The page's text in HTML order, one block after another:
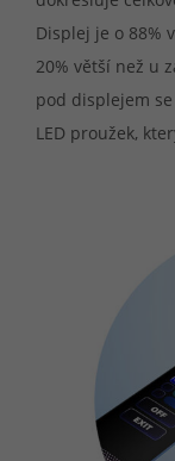
Displej je o 88%
20% větší než u
pod displejem
LED proužek,